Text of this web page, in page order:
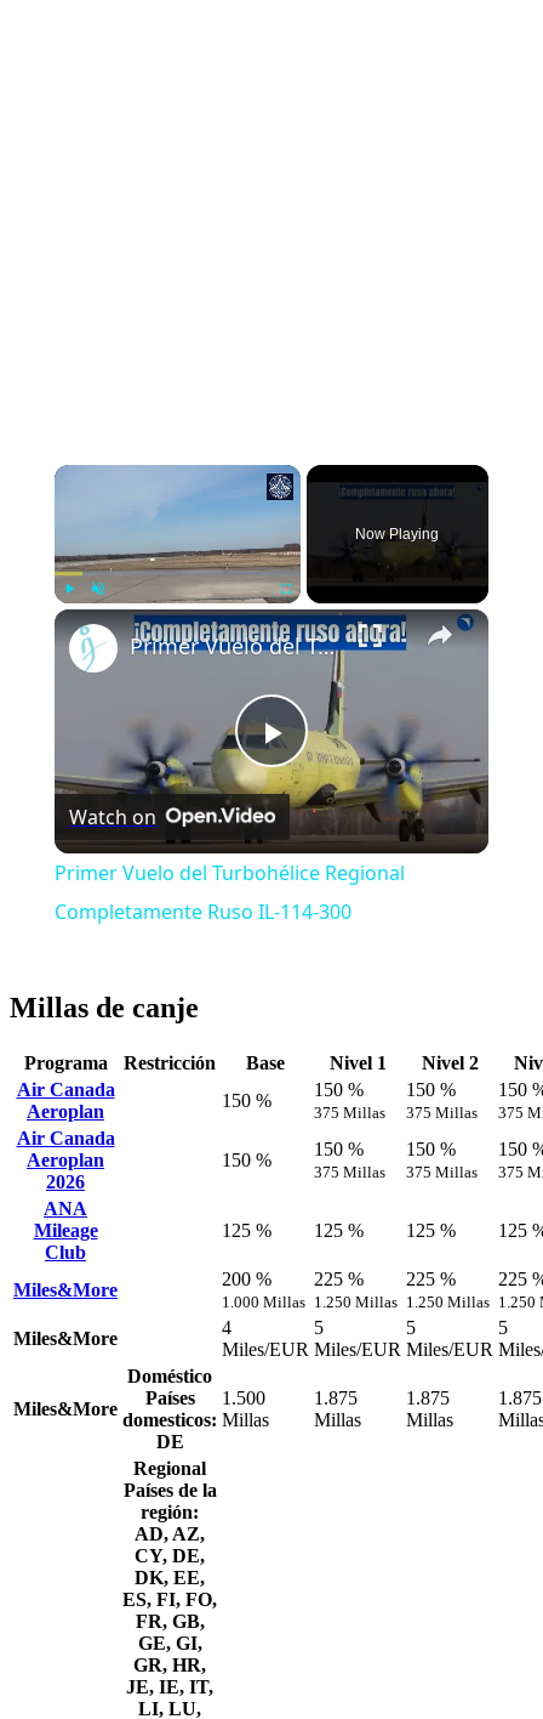
Fullscreen
Now Playing
Play
Video
Primer Vuelo del Turbohélice Regional Completamente Ruso IL-114-300
Watch on
Primer Vuelo del Turbohélice Regional
Completamente Ruso IL-114-300
Millas de canje
Programa Restricción Base Nivel 1 Nivel 2
Air Canada
Aeroplan
150 %
150 %
375 Millas
150 %
375 Millas
150
375
Air Canada
Aeroplan
2026
150 %
150 %
375 Millas
150 %
375 Millas
150
375
ANA
Mileage
Club
125 % 125 % 125 % 125
Miles&More
200 %
1.000 Millas
225 %
1.250 Millas
225 %
1.250 Millas
225
1.250
Miles&More
4
Miles/EUR
5
Miles/EUR
5
Miles/EUR
5
Miles&More
Doméstico
Países
domesticos:
DE
1.500
Millas
1.875
Millas
1.875
Millas
1.875
Regional
Países de la
región:
AD, AZ,
CY, DE,
DK, EE,
ES, FI, FO,
FR, GB,
GE, GI,
GR, HR,
JE, IE, IT,
LI, LU,